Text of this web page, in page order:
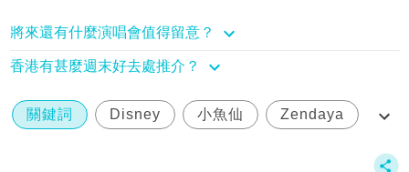
將來還有什麼演唱會值得留意？
香港有甚麼週末好去處推介？
關鍵詞 Disney 小魚仙 Zendaya